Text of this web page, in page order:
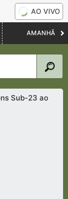
AO VIVO
AMANHÃ
Sub-23 ao